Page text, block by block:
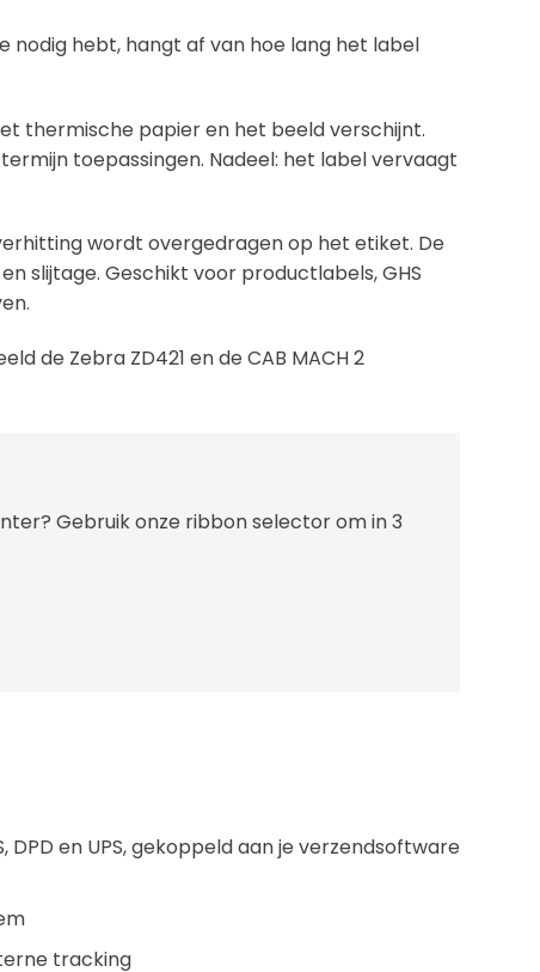
hebt, hangt af van hoe lang het label
thermische papier en het beeld verschijnt.
toepassingen. Nadeel: het label vervaagt
wordt overgedragen op het etiket. De
slijtage. Geschikt voor productlabels, GHS
de Zebra ZD421 en de CAB MACH 2
Gebruik onze ribbon selector om in 3
DPD en UPS, gekoppeld aan je verzendsoftware
tracking